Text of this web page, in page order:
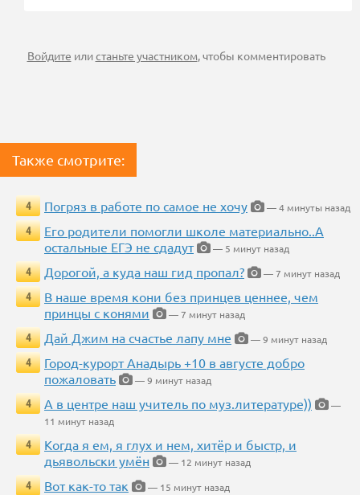
Войдите илистаньте участником, чтобы комментировать
Также смотрите:
4 Погряз в работе по самое не хочу
— 4 минуты назад
4
Его родители помогли школе материально..А
остальные ЕГЭ не сдадут
— 5 минут назад
4
Дорогой, а куда наш гид пропал?
— 7 минут назад
4
В наше время кони без принцев ценнее, чем
принцы с конями
— 7 минут назад
4
Дай Джим на счастье лапу мне
— 9 минут назад
4
Город-курорт Анадырь +10 в августе добро
пожаловать
— 9 минут назад
4
А в центре наш учитель по муз.литературе))
—
11 минут назад
4
Когда я ем, я глух и нем, хитёр и быстр, и
дьявольски умён
— 12 минут назад
4
Вот как-то так
— 15 минут назад